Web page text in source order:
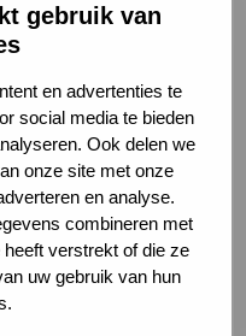
gebruik van
en advertenties te
social media te bieden
Ook delen we
onze site met onze
en analyse.
combineren met
verstrekt of die ze
uw gebruik van hun